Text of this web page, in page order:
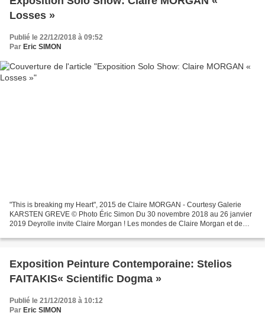
Losses »
Publié le 22/12/2018 à 09:52
Par Eric SIMON
"This is breaking my Heart", 2015 de Claire MORGAN - Courtesy Galerie
KARSTEN GREVE © Photo Éric Simon Du 30 novembre 2018 au 26 janvier
2019 Deyrolle invite Claire Morgan ! Les mondes de Claire Morgan et de
Exposition Peinture Contemporaine: Stelios
FAITAKIS« Scientific Dogma »
Publié le 21/12/2018 à 10:12
Par Eric SIMON